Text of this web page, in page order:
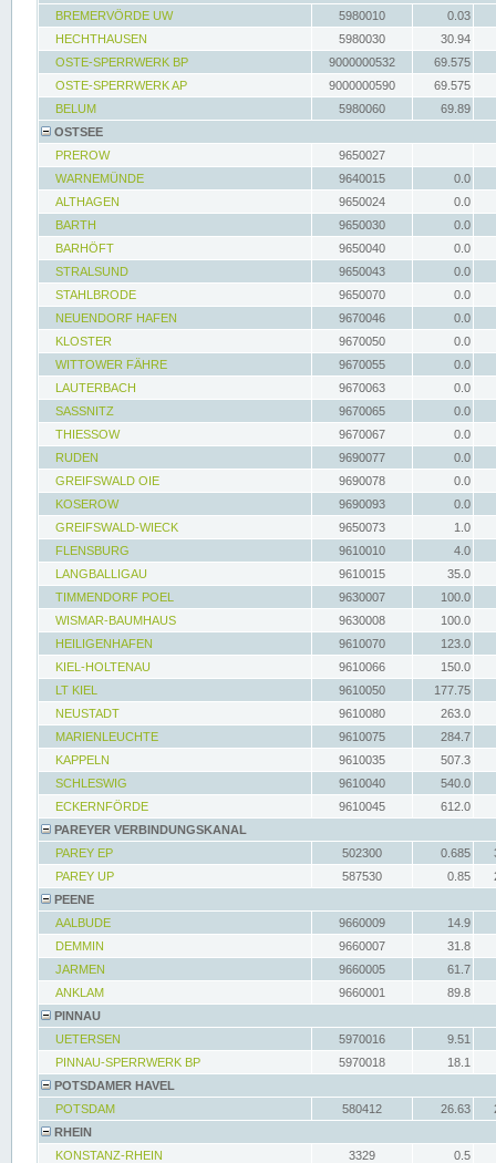
BREMERVÖRDE UW
5980010
0.03
HECHTHAUSEN
5980030
30.94
OSTE-SPERRWERK BP
9000000532
69.575
OSTE-SPERRWERK AP
9000000590
69.575
BELUM
5980060
69.89
OSTSEE
PREROW
9650027
WARNEMÜNDE
9640015
0.0
ALTHAGEN
9650024
0.0
BARTH
9650030
0.0
BARHÖFT
9650040
0.0
STRALSUND
9650043
0.0
STAHLBRODE
9650070
0.0
NEUENDORF HAFEN
9670046
0.0
KLOSTER
9670050
0.0
WITTOWER FÄHRE
9670055
0.0
LAUTERBACH
9670063
0.0
SASSNITZ
9670065
0.0
THIESSOW
9670067
0.0
RUDEN
9690077
0.0
GREIFSWALD OIE
9690078
0.0
KOSEROW
9690093
0.0
GREIFSWALD-WIECK
9650073
1.0
FLENSBURG
9610010
4.0
LANGBALLIGAU
9610015
35.0
TIMMENDORF POEL
9630007
100.0
WISMAR-BAUMHAUS
9630008
100.0
HEILIGENHAFEN
9610070
123.0
KIEL-HOLTENAU
9610066
150.0
LT KIEL
9610050
177.75
NEUSTADT
9610080
263.0
MARIENLEUCHTE
9610075
284.7
KAPPELN
9610035
507.3
SCHLESWIG
9610040
540.0
ECKERNFÖRDE
9610045
612.0
PAREYER VERBINDUNGSKANAL
PAREY EP
502300 0.685
PAREY UP
587530 0.85
PEENE
AALBUDE
9660009
14.9
DEMMIN
9660007
31.8
JARMEN
9660005
61.7
ANKLAM
9660001
89.8
PINNAU
UETERSEN
5970016
9.51
PINNAU-SPERRWERK BP
5970018
18.1
POTSDAMER HAVEL
POTSDAM
580412 26.63
RHEIN
KONSTANZ-RHEIN
3329
0.5